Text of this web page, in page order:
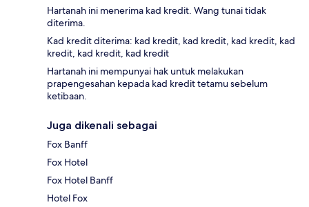
Hartanah ini menerima kad kredit. Wang tunai tidak
diterima.
Kad kredit diterima: kad kredit, kad kredit, kad kredit, kad
kredit, kad kredit, kad kredit
Hartanah ini mempunyai hak untuk melakukan
prapengesahan kepada kad kredit tetamu sebelum
ketibaan.
Juga dikenali sebagai
Fox Banff
Fox Hotel
Fox Hotel Banff
Hotel Fox